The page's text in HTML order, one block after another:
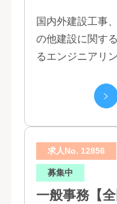
国内外建設工事
の他建設に関す
るエンジニアリ
求人No. 12856
募集中
一般事務【